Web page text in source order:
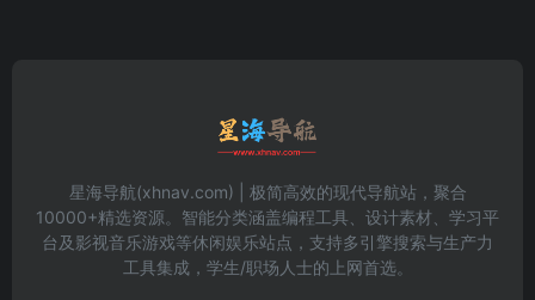
星海导航(xhnav.com) | 极简高效的现代导航站，聚合
10000+精选资源。智能分类涵盖编程工具、设计素材、学习平
台及影视音乐游戏等休闲娱乐站点，支持多引擎搜索与生产力
工具集成，学生/职场人士的上网首选。